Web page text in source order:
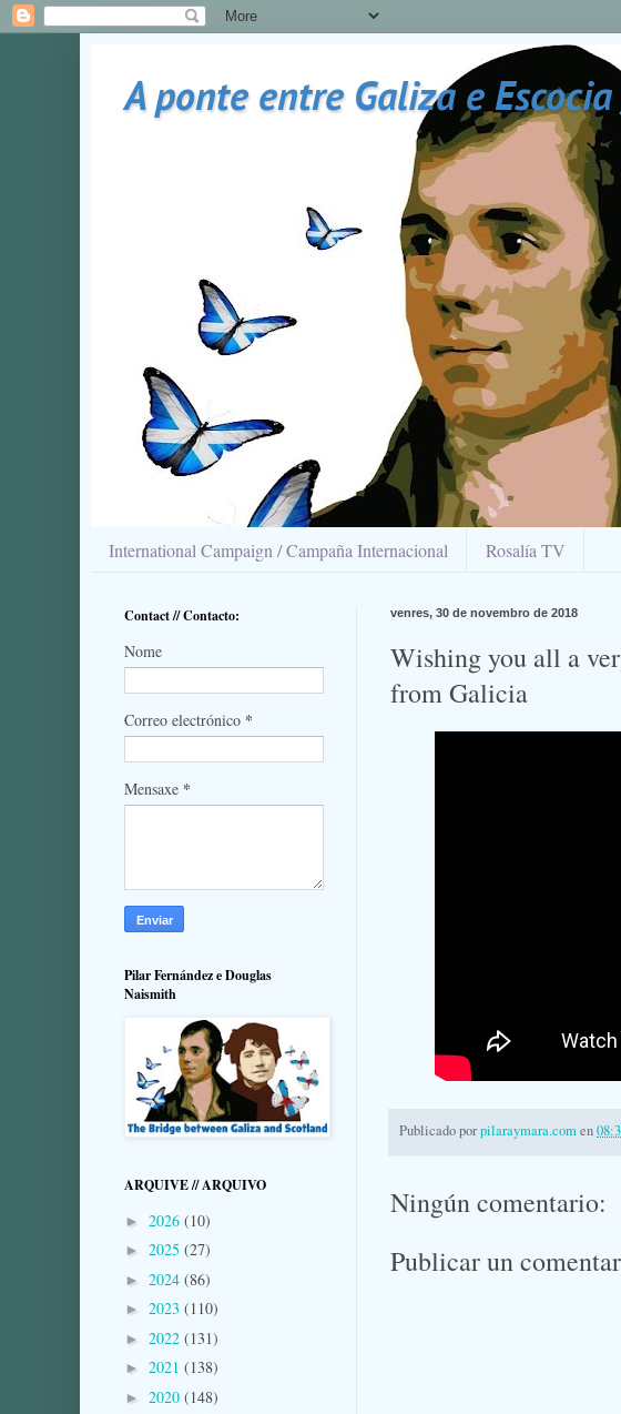
A ponte entre Galiza e
International Campaign / Campaña Internacional Rosalía TV
venres, 30 de novembro de 2018
Wishing you all a
from Galicia
Publicado porpilaraymara.comen
Ningún comentario:
Publicar un
Contact // Contacto:
Nome
Correo electrónico *
Mensaxe *
Pilar Fernández e Douglas
Naismith
ARQUIVE // ARQUIVO
► 2026 (10)
► 2025 (27)
► 2024 (86)
► 2023 (110)
► 2022 (131)
► 2021 (138)
► 2020 (148)